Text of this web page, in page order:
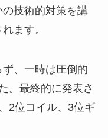
技術的対策を講
ます。
、一時は圧倒的
。最終的に発表さ
2位コイル、3位ギ